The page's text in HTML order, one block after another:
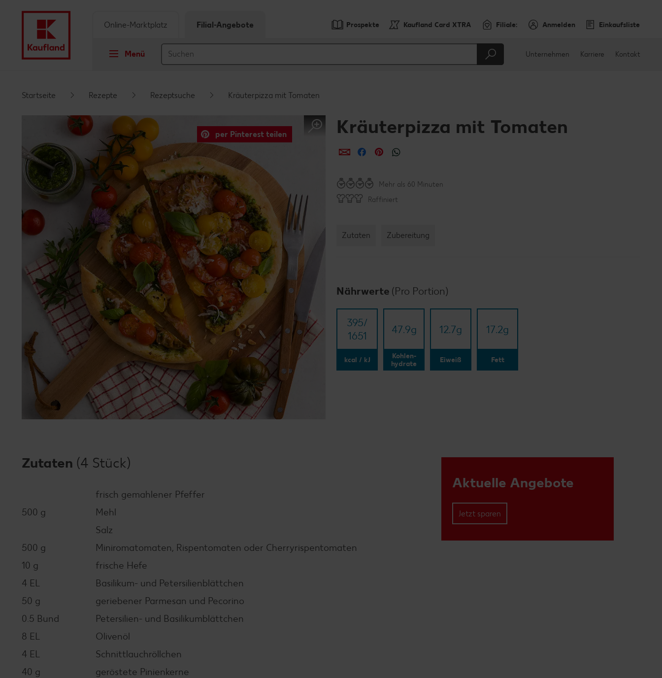
Schwebender Seitenbereich
Prospekte Kaufland Card XTRA Filiale: Anmelden Einkaufsliste
Menü
Online-Marktplatz Filial-Angebote
Unternehmen Karriere Kontakt
Startseite Rezepte Rezeptsuche Kräuterpizza mit Tomaten
per Pinterest teilen Kräuterpizza mit Tomaten
per E-Mail teilen
per Facebook teilen
per Pinterest teilen
Mehr als 60 Minuten
Raffiniert
Zutaten Zubereitung
Nährwerte (Pro Portion)
395/​
1651
kcal / kJ
47.9g
Kohlen-
hydrate
12.7g
Eiweiß
17.2g
Fett
Aktuelle Angebote
Jetzt sparen
Zutaten (4 Stück)
frisch gemahlener Pfeffer
500 g
Mehl
Salz
500 g
Miniromatomaten, Rispentomaten oder Cherryrispentomaten
10 g
frische Hefe
4 EL
Basilikum- und Petersilienblättchen
50 g
geriebener Parmesan und Pecorino
0.5 Bund
Petersilien- und Basilikumblättchen
8 EL
Olivenöl
4 EL
Schnittlauchröllchen
40 g
geröstete Pinienkerne